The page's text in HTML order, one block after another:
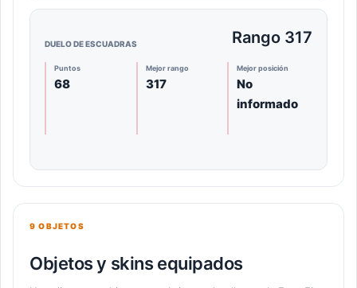
DUELO DE ESCUADRAS Rango 317
Puntos
68
Mejor rango
317
Mejor posición
No
informado
9 OBJETOS
Objetos y skins equipados